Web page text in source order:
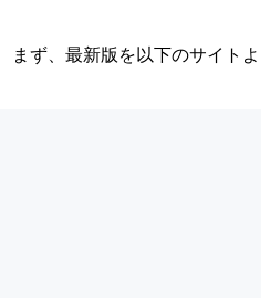
まず、最新版を以下のサイトよ